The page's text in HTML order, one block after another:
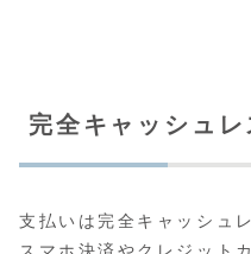
完全キャッシュ
支払いは完全キャッシュ
スマホ決済やクレジット